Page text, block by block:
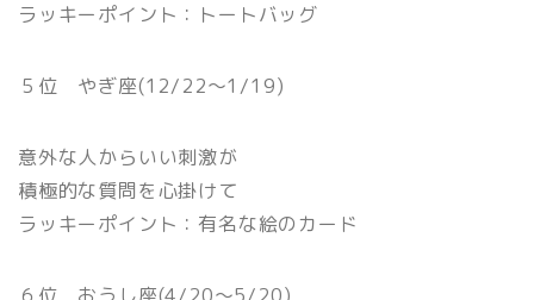
ラッキーポイント：トートバッグ
５位 やぎ座(12/22〜1/19)
意外な人からいい刺激が
積極的な質問を心掛けて
ラッキーポイント：有名な絵のカード